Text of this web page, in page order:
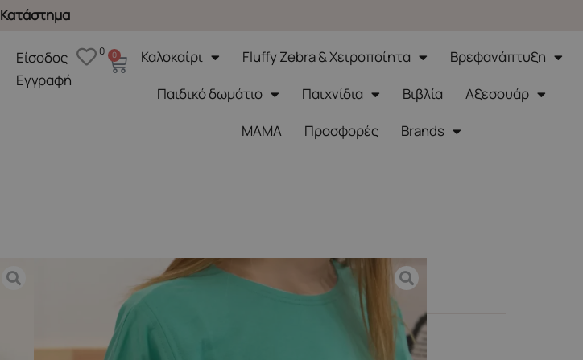
Κατάστημα
Είσοδος
Εγγραφή
0 0
CartΚαλοκαίρι Fluffy Zebra & Χειροποίητα
Βρεφανάπτυξη
Παιδικό δωμάτιο
Παιχνίδια Βιβλία
Αξεσουάρ
ΜΑΜΑ
Προσφορές Brands
Munch. T-shirt θηλασμού – βεραμάν
48,00€